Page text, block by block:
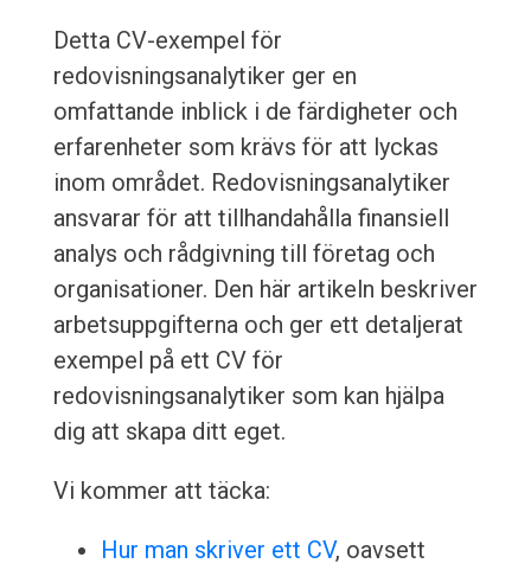
Detta CV-exempel för
redovisningsanalytiker ger en
omfattande inblick i de färdigheter och
erfarenheter som krävs för att lyckas
inom området. Redovisningsanalytiker
ansvarar för att tillhandahålla finansiell
analys och rådgivning till företag och
organisationer. Den här artikeln beskriver
arbetsuppgifterna och ger ett detaljerat
exempel på ett CV för
redovisningsanalytiker som kan hjälpa
dig att skapa ditt eget.
Vi kommer att täcka:
Hur man skriver ett CV, oavsett